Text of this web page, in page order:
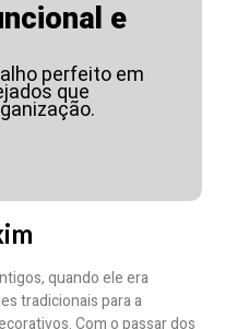
e
perfeito em
que
quando ele era
tradicionais para a
Com o passar dos